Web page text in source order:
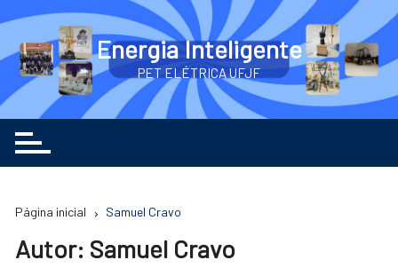
o
conteúdo
Energia Inteligente
PET ELÉTRICA UFJF
Página inicial Samuel Cravo
Autor: Samuel Cravo